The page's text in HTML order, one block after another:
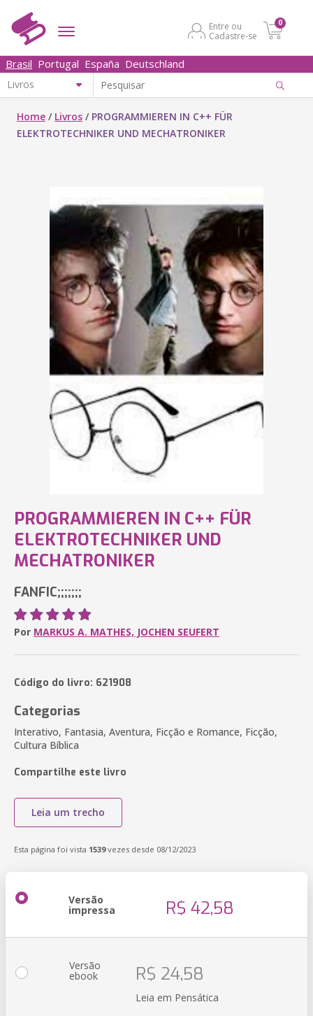
Entre ou
Cadastre-se
0
Brasil Portugal España Deutschland
Home / Livros / PROGRAMMIEREN IN C++ FÜR
ELEKTROTECHNIKER UND MECHATRONIKER
PROGRAMMIEREN IN C++ FÜR
ELEKTROTECHNIKER UND
MECHATRONIKER
FANFIC;;;;;;;
Por MARKUS A. MATHES, JOCHEN SEUFERT
Código do livro: 621908
Categorias
Interativo, Fantasia, Aventura, Ficção e Romance, Ficção,
Cultura Bíblica
Compartilhe este livro
Leia um trecho
Esta página foi vista 1539vezes desde 08/12/2023
Versão
impressa R$ 42,58
Versão
ebook R$ 24,58
Leia em Pensática